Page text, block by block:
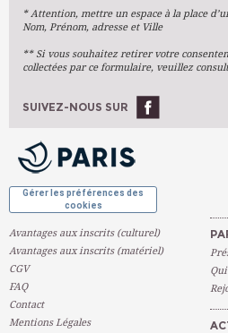
Arts Plastiques
Arts Du Texte
Arts Numériques
Ateliers À L'année
* Attention, mettre un espace à la place
Nom, Prénom, adresse et Ville
** Si vous souhaitez retirer votre
collectées par ce formulaire, veuillez
SUIVEZ-NOUS SUR
Gérer les préférences des
cookies
Avantages aux inscrits (culturel)
Avantages aux inscrits (matériel)
CGV
FAQ
Contact
Mentions Légales